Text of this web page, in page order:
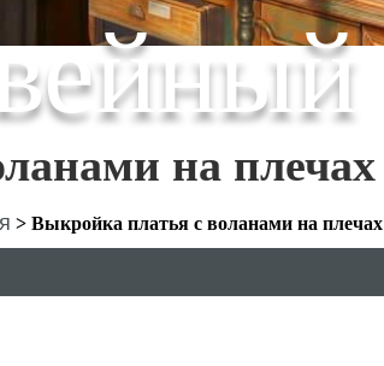
на плечах
> Выкройка платья с воланами на плечах